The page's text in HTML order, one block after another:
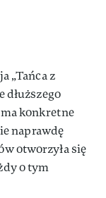
„Tańca z
dłuższego
konkretne
naprawdę
otworzyła się
o tym